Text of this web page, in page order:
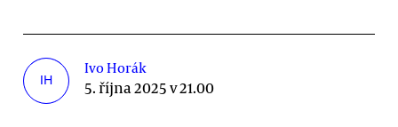
IH
Ivo Horák
5. října 2025 v 21.00